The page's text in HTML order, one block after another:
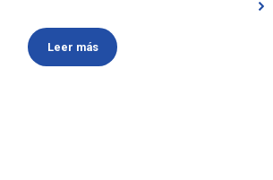
Leer más